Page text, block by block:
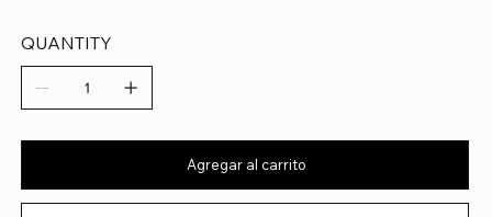
QUANTITY
Agregar al carrito